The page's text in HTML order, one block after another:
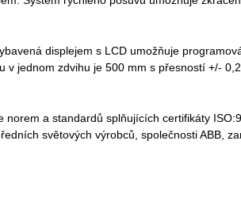
displejem s LCD umožňuje
jednom zdvihu je 500 mm s přesností +/- 0,2
a standardů splňujících certifikáty
světových výrobců, společnosti ABB,